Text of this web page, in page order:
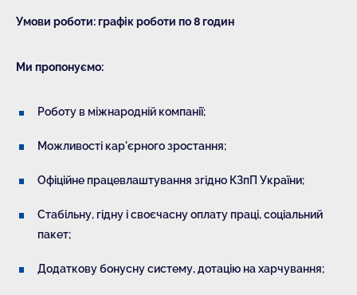
Умови роботи: графік роботи по 8 годин
Ми пропонуємо:
Роботу в міжнародній компанії;
Можливості кар'єрного зростання;
Офіційне працевлаштування згідно КЗпП України;
Стабільну, гідну і своєчасну оплату праці, соціальний
пакет;
Додаткову бонусну систему, дотацію на харчування;